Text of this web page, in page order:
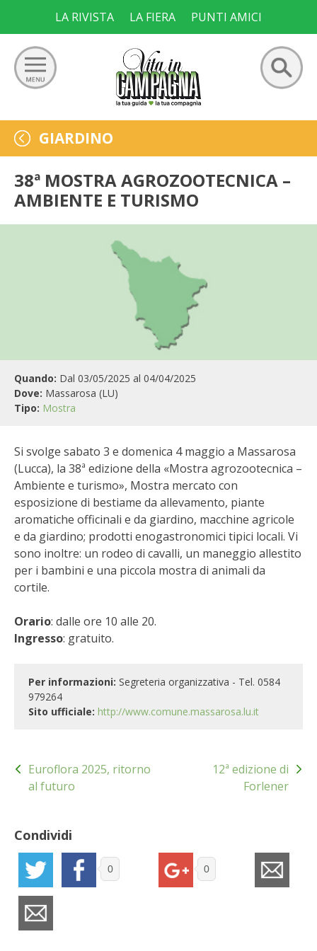
content
LA RIVISTA LA FIERA PUNTI AMICI
Ricerca
per:
GIARDINO
ORTO
FRUTTETO
PRODOTTI
PICCOLO POLLAIO
STORIE DEI LETTORI
CONSERVARE LA FRUTTA
CONSERVE DELL’ORTO
STIHL
BLUMEN
NOCCIOLA DI CALABRIA
MEDICINA DEI SEMPLICI
COMPO
HUSQVARNA
ZAPI GARDEN
GIARDINO
38ª MOSTRA AGROZOOTECNICA –
AMBIENTE E TURISMO
Quando: Dal 03/05/2025 al 04/04/2025
Dove: Massarosa (LU)
Tipo: Mostra
Si svolge sabato 3 e domenica 4 maggio a Massarosa
(Lucca), la 38ª edizione della «Mostra agrozootecnica –
Ambiente e turismo», Mostra mercato con
esposizione di bestiame da allevamento, piante
aromatiche officinali e da giardino, macchine agricole
e da giardino; prodotti enogastronomici tipici locali. Vi
sono inoltre: un rodeo di cavalli, un maneggio allestito
per i bambini e una piccola mostra di animali da
cortile.
Orario: dalle ore 10 alle 20.
Ingresso: gratuito.
Per informazioni: Segreteria organizzativa - Tel. 0584
979264
Sito ufficiale: http://www.comune.massarosa.lu.it
articoli
Euroflora 2025, ritorno
al futuro
12ª edizione di
Forlener
Condividi
0 0